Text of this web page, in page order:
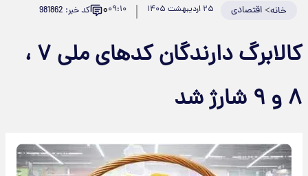
خانه>اقتصادی ۲۵ اردیبهشت ۱۴۰۵ ۰۹:۱۰۰ کد خبر: 981862
کالابرگ دارندگان کدهای ملی ۷ ،
۸ و ۹ شارژ شد